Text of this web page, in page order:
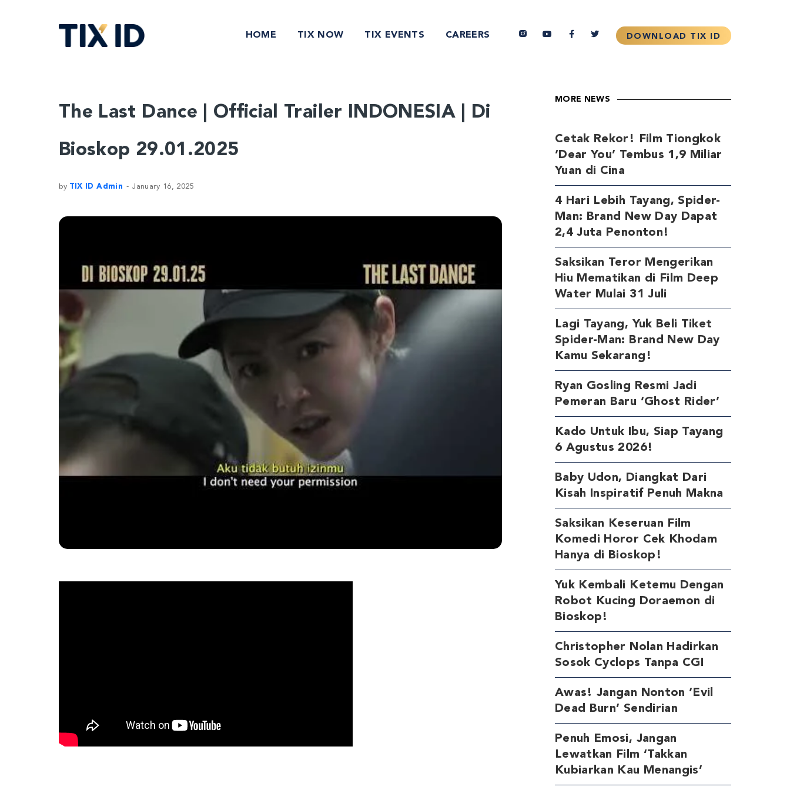
HOME TIX NOW TIX EVENTS CAREERS
The Last Dance | Official Trailer INDONESIA | Di
Bioskop 29.01.2025
by TIX ID Admin January 16, 2025
MORE NEWS
Cetak Rekor! Film Tiongkok
‘Dear You’ Tembus 1,9 Miliar
Yuan di Cina
4 Hari Lebih Tayang, Spider-
Man: Brand New Day Dapat
2,4 Juta Penonton!
Saksikan Teror Mengerikan
Hiu Mematikan di Film Deep
Water Mulai 31 Juli
Lagi Tayang, Yuk Beli Tiket
Spider-Man: Brand New Day
Kamu Sekarang!
Ryan Gosling Resmi Jadi
Pemeran Baru ‘Ghost Rider’
Kado Untuk Ibu, Siap Tayang
6 Agustus 2026!
Baby Udon, Diangkat Dari
Kisah Inspiratif Penuh Makna
Saksikan Keseruan Film
Komedi Horor Cek Khodam
Hanya di Bioskop!
Yuk Kembali Ketemu Dengan
Robot Kucing Doraemon di
Bioskop!
Christopher Nolan Hadirkan
Sosok Cyclops Tanpa CGI
Awas! Jangan Nonton ‘Evil
Dead Burn’ Sendirian
Penuh Emosi, Jangan
Lewatkan Film ‘Takkan
Kubiarkan Kau Menangis’